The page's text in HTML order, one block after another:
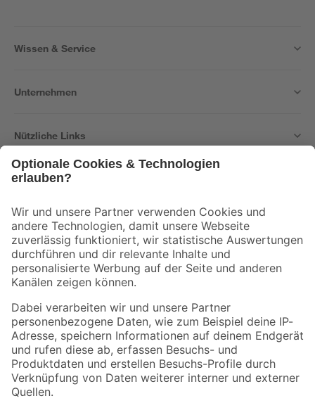
Wissen & Service
Unternehmen
Nützliche Links
Der toom Newsletter: Keine Angebote und Aktionen mehr verpassen!
Zur Newsletter Anmeldung
Folge uns
Zahlungsarten Versandarten